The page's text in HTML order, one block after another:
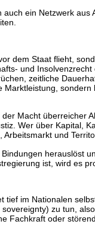
ein Netzwerk
dem Staat flieht,
und
zeitliche
Macht überreicher
Wer über Kapital,
und
herauslöst
ist, wird es
im Nationalen
zu tun,
Fachkraft oder